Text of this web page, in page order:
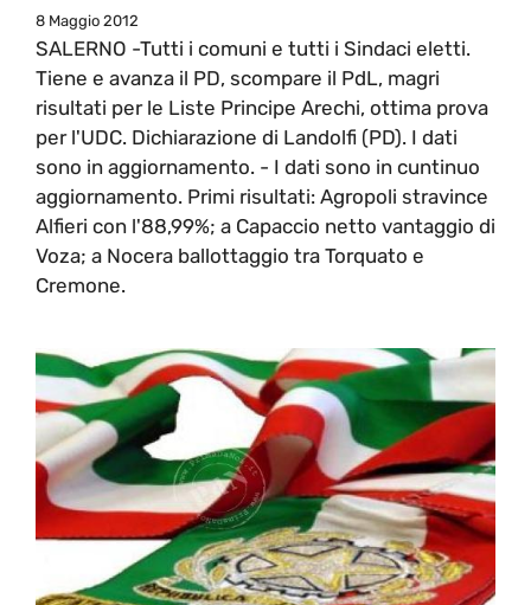
8 Maggio 2012
SALERNO -Tutti i comuni e tutti i Sindaci eletti.
Tiene e avanza il PD, scompare il PdL, magri
risultati per le Liste Principe Arechi, ottima prova
per l'UDC. Dichiarazione di Landolfi (PD). I dati
sono in aggiornamento. - I dati sono in cuntinuo
aggiornamento. Primi risultati: Agropoli stravince
Alfieri con l'88,99%; a Capaccio netto vantaggio di
Voza; a Nocera ballottaggio tra Torquato e
Cremone.